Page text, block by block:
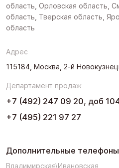
область, Орловская область,
область, Тверская область,
область
Адрес
115184, Москва, 2-й
Департамент продаж
+7 (492) 247 09 20, доб
+7 (495) 221 97 27
Дополнительные телефоны
Владимирская\Ивановская